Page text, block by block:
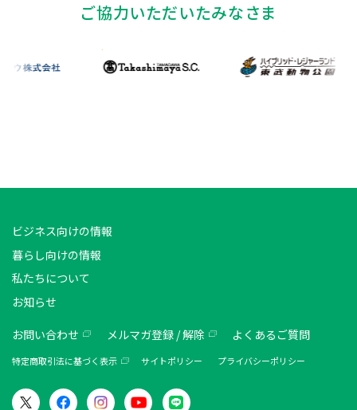
ご協力いただいたみなさま
ビジネス向けの情報
暮らし向けの情報
私たちについて
お知らせ
お問い合わせ メルマガ登録 / 解除 よくあるご質問
特定商取引法に基づく表示 サイトポリシー プライバシーポリシー